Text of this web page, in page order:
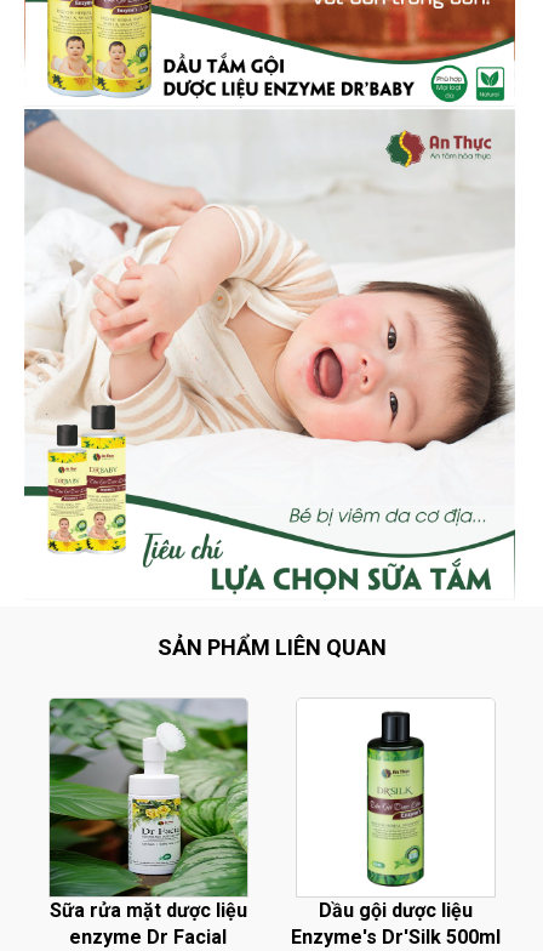
SẢN PHẨM LIÊN QUAN
Sữa rửa mặt dược liệu
enzyme Dr Facial
Dầu gội dược liệu
Enzyme's Dr'Silk 500ml